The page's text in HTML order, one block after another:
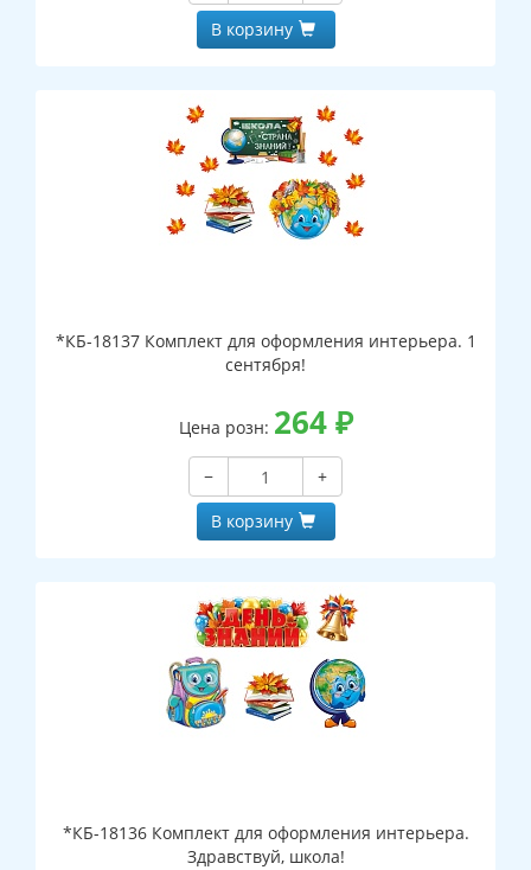
В корзину
*КБ-18137 Комплект для оформления интерьера. 1
сентября!
Цена розн: 264₽
−
+
В корзину
*КБ-18136 Комплект для оформления интерьера.
Здравствуй, школа!